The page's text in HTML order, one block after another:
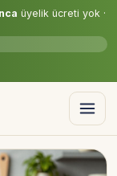
üyelik ücreti yok ·